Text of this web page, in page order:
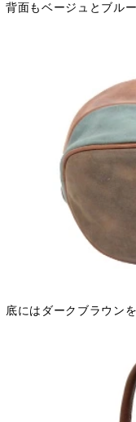
背面もベージュとブル
底にはダークブラウン